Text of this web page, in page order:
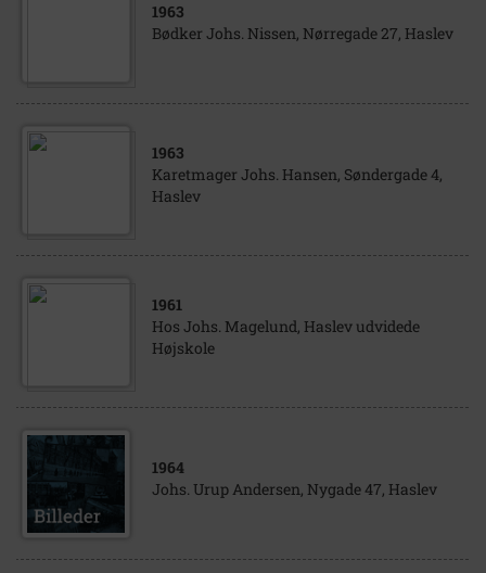
1963
Bødker Johs. Nissen, Nørregade 27, Haslev
1963
Karetmager Johs. Hansen, Søndergade 4,
Haslev
1961
Hos Johs. Magelund, Haslev udvidede
Højskole
1964
Johs. Urup Andersen, Nygade 47, Haslev